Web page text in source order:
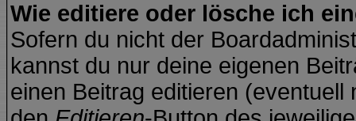
Wie editiere oder lösche ich
Sofern du nicht der
kannst du nur deine eigenen
einen Beitrag editieren